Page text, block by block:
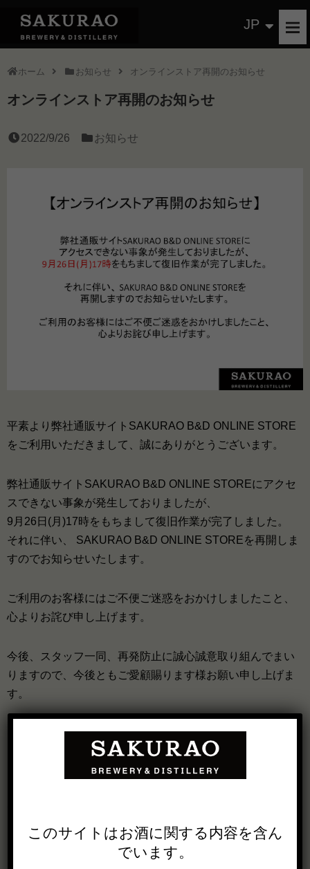
JP
ホーム お知らせ オンラインストア再開のお知らせ
オンラインストア再開のお知らせ
2022/9/26 お知らせ
平素より弊社通販サイトSAKURAO B&D ONLINE STORE
をご利用いただきまして、誠にありがとうございます。
弊社通販サイトSAKURAO B&D ONLINE STOREにアクセ
スできない事象が発生しておりましたが、
9月26日(月)17時をもちまして復旧作業が完了しました。
それに伴い、 SAKURAO B&D ONLINE STOREを再開しま
すのでお知らせいたします。
ご利用のお客様にはご不便ご迷惑をおかけしましたこと、
心よりお詫び申し上げます。
今後、スタッフ一同、再発防止に誠心誠意取り組んでまい
りますので、今後ともご愛顧賜ります様お願い申し上げま
す。
蒸留所見学 テイスティング再開のお知らせ
オンラインストア販売価格改定に伴う対応につ
このサイトは お酒に関する内容を含ん
でいます。